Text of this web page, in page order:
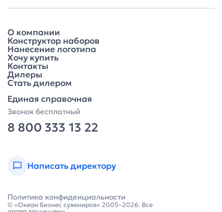
О компании
Конструктор наборов
Нанесение логотипа
Хочу купить
Контакты
Дилеры
Стать дилером
Единая справочная
Звонок бесплатный
8 800 333 13 22
Написать директору
© «Океан бизнес сувениров» 2005–2026. Все
Политика конфиденциальности